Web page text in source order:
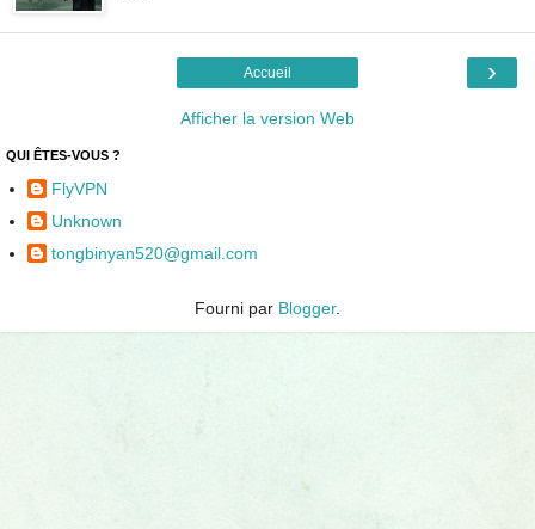
›
Accueil
Afficher la version Web
QUI ÊTES-VOUS ?
FlyVPN
Unknown
tongbinyan520@gmail.com
Fourni par Blogger.